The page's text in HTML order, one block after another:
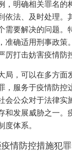
明确相关罪名
法、及时处理
要解决的问题
确适用刑事政
打击妨害疫情
，可以在多方
服务于疫情防
公众对于法律
发展威胁之一
体系。
情防控措施犯